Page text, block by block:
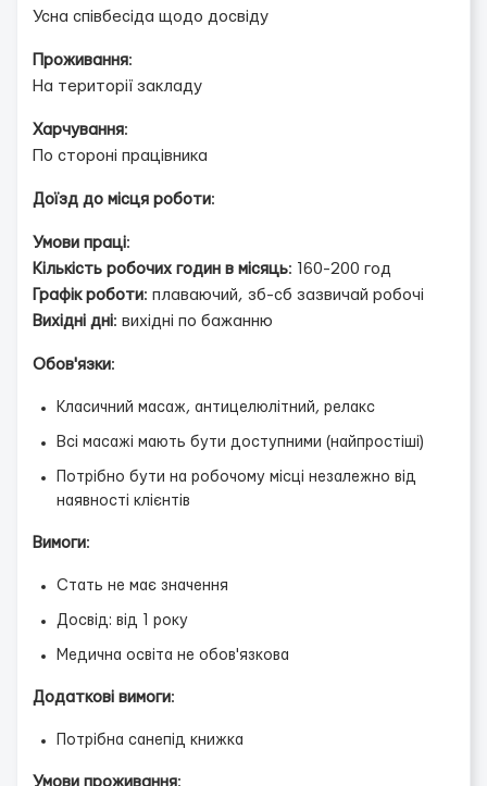
Усна співбесіда щодо досвіду
Проживання:
На території закладу
Харчування:
По стороні працівника
Доїзд до місця роботи:
Умови праці:
Кількість робочих годин в місяць: 160-200 год
Графік роботи: плаваючий, зб-сб зазвичай робочі
Вихідні дні: вихідні по бажанню
Обов'язки:
Класичний масаж, антицелюлітний, релакс
Всі масажі мають бути доступними (найпростіші)
Потрібно бути на робочому місці незалежно від
наявності клієнтів
Вимоги:
Стать не має значення
Досвід: від 1 року
Медична освіта не обов'язкова
Додаткові вимоги:
Потрібна санепід книжка
Умови проживання: